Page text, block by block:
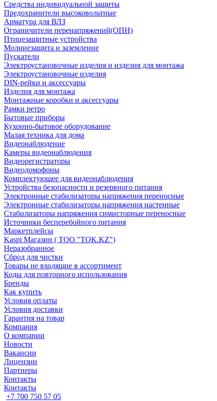
Средства индивидуальной защиты
Предохранители высоковольтные
Арматура для ВЛЗ
Ограничители перенапряжений(ОПН)
Птицезащитные устройства
Молниезащита и заземление
Пускатели
Электроустановочные изделия и изделия для монтажа
Электроустановочные изделия
DIN-рейки и аксессуары
Изделия для монтажа
Монтажные коробки и аксессуары
Рамки ретро
Бытовые приборы
Кухонно-бытовое оборудование
Малая техника для дома
Видеонаблюдение
Камеры видеонаблюдения
Видеорегистраторы
Видеодомофоны
Комплектующее для видеонаблюдения
Устройства безопасности и резервного питания
Электронные стабилизаторы напряжения переносные
Электронные стабилизаторы напряжения настенные
Стабилизаторы напряжения симисторные переносные
Источники бесперебойного питания
Маркетплейсы
Kaspi Магазин ( ТОО "TOK.KZ")
Неразобранное
Сброд для чистки
Товары не входящие в ассортимент
Коды для повторного использования
Бренды
Как купить
Условия оплаты
Условия доставки
Гарантия на товар
Компания
О компании
Новости
Вакансии
Лицензии
Партнеры
Контакты
Контакты
+7 700 750 57 05